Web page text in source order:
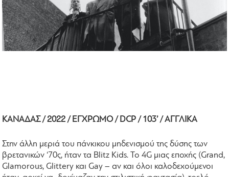
ΚΑΝΑΔΑΣ / 2022 / ΕΓΧΡΩΜΟ / DCP / 103’ / ΑΓΓΛΙΚΑ
Στην άλλη μεριά του πάνκικου μηδενισμού της δύσης των
βρετανικών ‘70ς, ήταν τα Blitz Kids. Το 4G μιας εποχής (Grand,
Glamorous, Glittery και Gay – αν και όλοι καλοδεχούμενοι